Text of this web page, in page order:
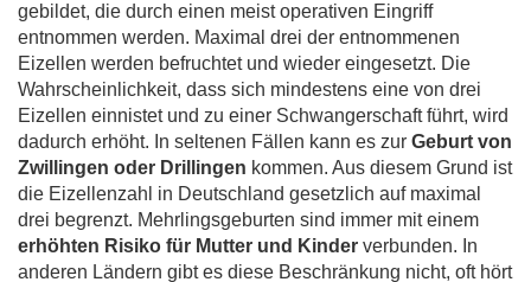
gebildet, die durch einen meist operativen Eingriff
entnommen werden. Maximal drei der entnommenen
Eizellen werden befruchtet und wieder eingesetzt. Die
Wahrscheinlichkeit, dass sich mindestens eine von drei
Eizellen einnistet und zu einer Schwangerschaft führt, wird
dadurch erhöht. In seltenen Fällen kann es zur Geburt von
Zwillingen oder Drillingen kommen. Aus diesem Grund ist
die Eizellenzahl in Deutschland gesetzlich auf maximal
drei begrenzt. Mehrlingsgeburten sind immer mit einem
erhöhten Risiko für Mutter und Kinder verbunden. In
anderen Ländern gibt es diese Beschränkung nicht, oft hört